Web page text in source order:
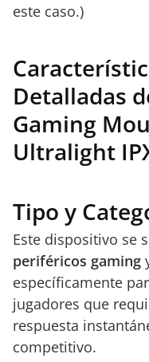
este caso.)
Detalladas
Gaming
Ultralight
Tipo y
Este dispositivo se
periféricos gaming
específicamente
jugadores que
respuesta
competitivo.